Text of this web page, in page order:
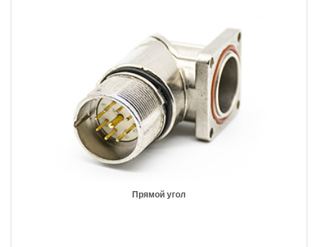
Прямой угол